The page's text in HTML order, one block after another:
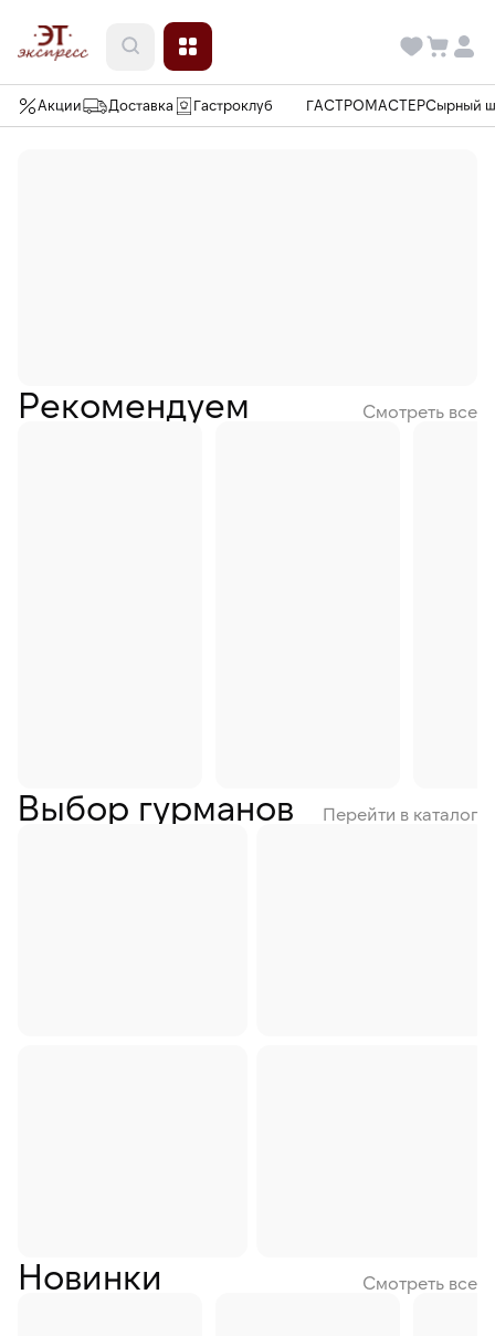
Акции Доставка Гастроклуб ГАСТРОМАСТЕРСырный
Рекомендуем Смотреть все
Выбор гурманов Перейти в каталог
Новинки Смотреть все